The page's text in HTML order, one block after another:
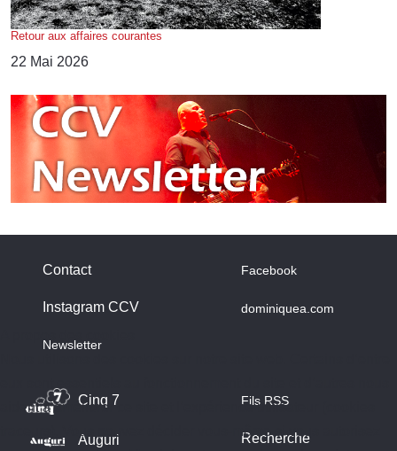
Retour aux affaires courantes
22 Mai 2026
Contact
Instagram CCV
Newsletter
Facebook
dominiquea.com
Cinq 7
Auguri
Fils RSS
Recherche
aident à améliorer ce site et l’expérience utilisateur (cookies
traceurs). Vous pouvez décider vous-même si vous autorisez